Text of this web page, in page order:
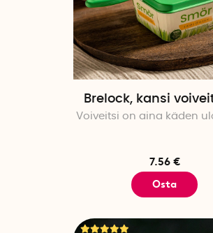
Brelock, kansi
Voiveitsi on aina käden
7.56 €
Osta